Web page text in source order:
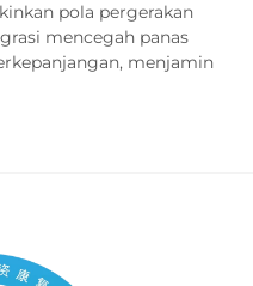
pola pergerakan
mencegah panas
menjamin